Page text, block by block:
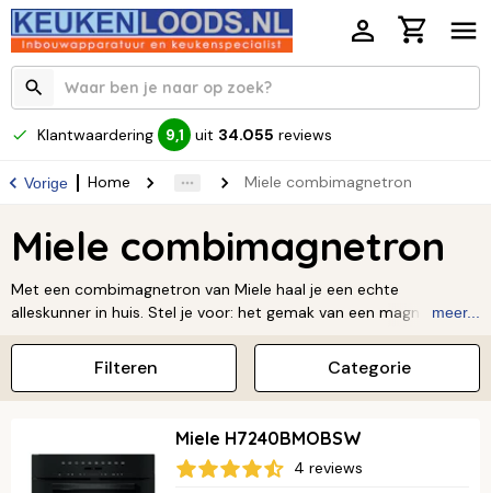
Klantwaardering 9,1 uit 34.055 reviews
Vorige Home Miele combimagnetron
Miele combimagnetron
Met een combimagnetron van Miele haal je een echte
alleskunner in huis. Stel je voor: het gemak van een magnetron
moeiteloos bakken, grillen én opwarmen met maar één
apparaat! Miele staat bekend om topkwaliteit, en dat voel je in
alles. Van de slimme functies tot het prachtige design dat in
jouw keuken past. Ben je klaar om jouw kookkunsten naar een
hoger niveau te tillen? Ontdek dan de Miele combimagnetrons
en ervaar zelf het verschil.
meer...
Categorie
Filteren
Miele H7240BMOBSW
4 reviews